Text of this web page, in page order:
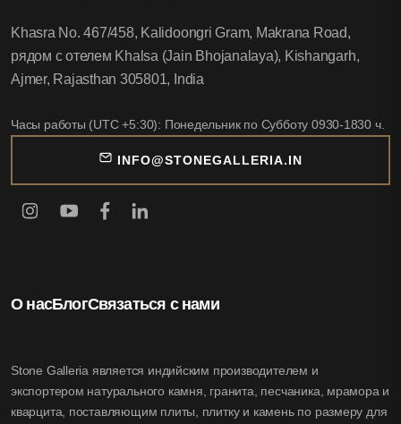
О насБлогСвязаться с нами
Stone Galleria является индийским производителем и
экспортером натурального камня, гранита, песчаника, мрамора и
кварцита, поставляющим плиты, плитку и камень по размеру для
Khasra No. 467/458, Kalidoongri Gram, Makrana Road,
рядом с отелем Khalsa (Jain Bhojanalaya), Kishangarh,
Ajmer, Rajasthan 305801, India
Часы работы (UTC +5:30): Понедельник по Субботу 0930-1830 ч.
INFO@STONEGALLERIA.IN